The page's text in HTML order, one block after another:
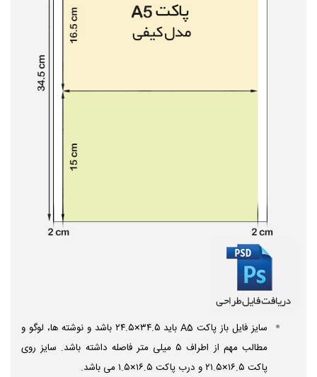
سایز فایل باز پاکت A5 باید ۳۴.۵×۲۴.۵ باشد و نوشته ها، لوگو و
مطالب مهم از اطراف ۵ میلی متر فاصله داشته باشد. سایز روی
پاکت ۱۶.۵×۲۱.۵ و درب پاکت ۱۶.۵×۱.۵ می باشد.